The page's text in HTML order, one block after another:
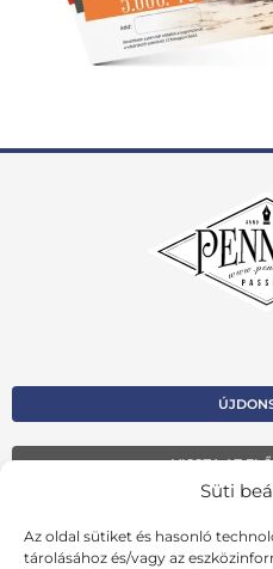
Süti
Az oldal sütiket és hasonló
tárolásához és/vagy az
VISSZA AZ